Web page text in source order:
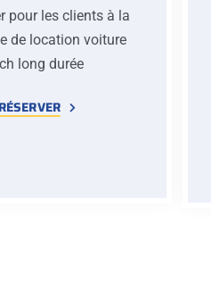
pour les clients à la
de location voiture
long durée
RÉSERVER